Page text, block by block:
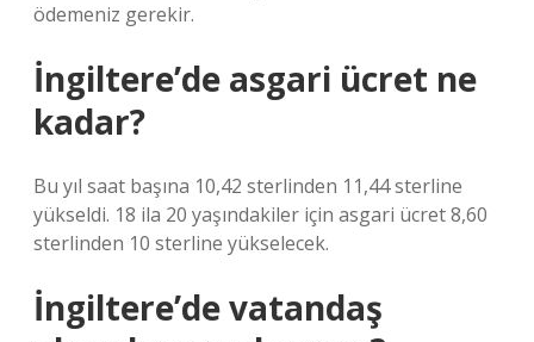
ödemeniz gerekir.
İngiltere’de asgari ücret ne
kadar?
Bu yıl saat başına 10,42 sterlinden 11,44 sterline
yükseldi. 18 ila 20 yaşındakiler için asgari ücret 8,60
sterlinden 10 sterline yükselecek.
İngiltere’de vatandaş